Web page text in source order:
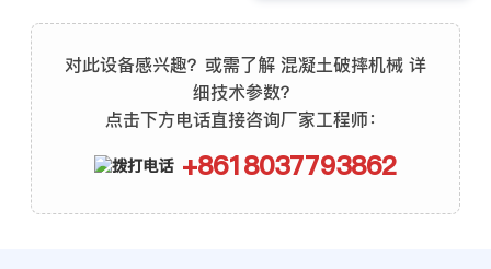
对此设备感兴趣？或需了解 混凝土破摔机械 详
细技术参数？
点击下方电话直接咨询厂家工程师：
+8618037793862